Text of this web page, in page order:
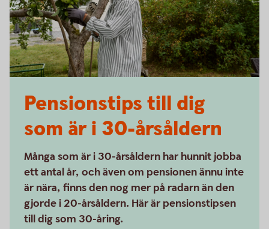
Pensionstips till dig
som är i 30-årsåldern
Många som är i 30-årsåldern har hunnit jobba
ett antal år, och även om pensionen ännu inte
är nära, finns den nog mer på radarn än den
gjorde i 20-årsåldern. Här är pensionstipsen
till dig som 30-åring.